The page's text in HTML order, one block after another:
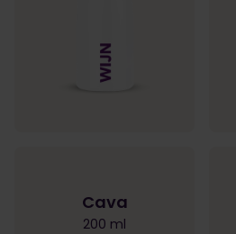
Cava
200 ml